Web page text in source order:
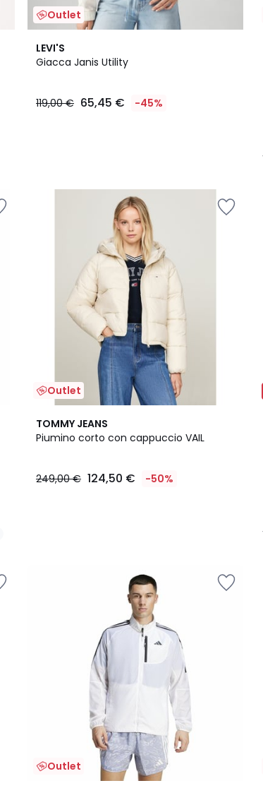
Outlet
LEVI'S
Giacca Janis Utility
119,00 € 65,45 € -45%
Outlet
TOMMY JEANS
Piumino corto con cappuccio VAIL
249,00 € 124,50 € -50%
Outlet